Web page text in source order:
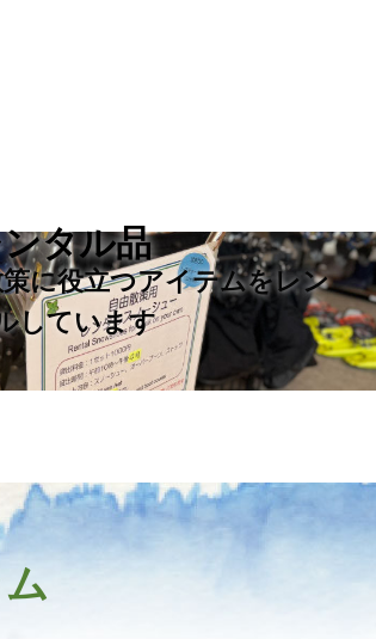
タル品
に役立つアイテムをレン
しています